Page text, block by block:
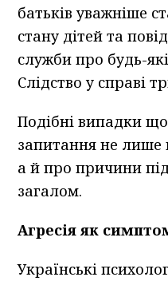
батьків уважніше
стану дітей та
служби про будь-
Слідство у справі
Подібні випадки
запитання не лише
а й про причини
загалом.
Агресія як
Українські